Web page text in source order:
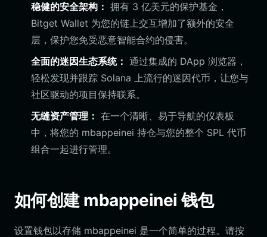
稳健的安全架构： 拥有 3 亿美元的保护基金，
Bitget Wallet 为您的链上交互增加了额外的安全
层，保护您免受恶意智能合约的侵害。
全面的迷因生态系统： 通过集成的 DApp 浏览器，
轻松发现并跟踪 Solana 上流行的迷因代币，让您与
社区驱动的项目保持联系。
无缝资产管理： 在一个清晰、易于导航的仪表板
中，将您的 mbappeinei 持仓与您的整个 SPL 代币
组合一起进行管理。
如何创建 mbappeinei 钱包
设置钱包以存储 mbappeinei 是一个简单的过程。请按